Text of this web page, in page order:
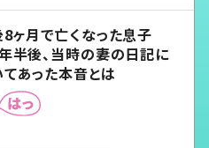
ヶ月で亡くなった息子
半後、当時の妻の日記に
あった本音とは